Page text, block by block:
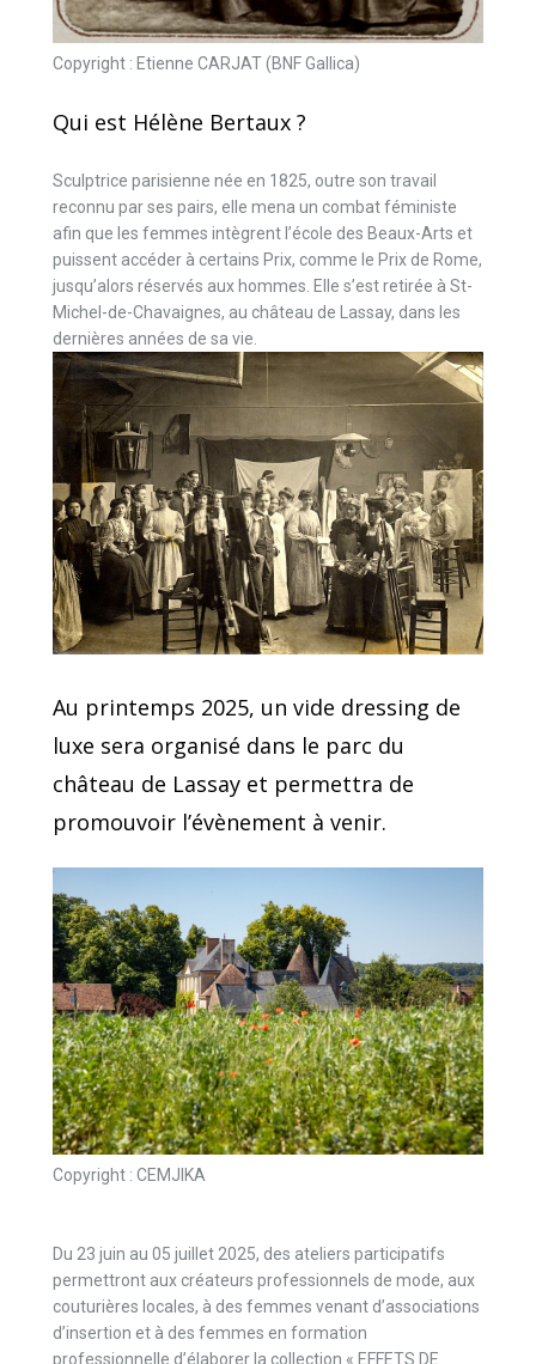
Copyright : Etienne CARJAT (BNF Gallica)
Qui est Hélène Bertaux ?
Sculptrice parisienne née en 1825, outre son travail
reconnu par ses pairs, elle mena un combat féministe
afin que les femmes intègrent l’école des Beaux-Arts et
puissent accéder à certains Prix, comme le Prix de Rome,
jusqu’alors réservés aux hommes. Elle s’est retirée à St-
Michel-de-Chavaignes, au château de Lassay, dans les
dernières années de sa vie.
Au printemps 2025, un vide dressing de
luxe sera organisé dans le parc du
château de Lassay et permettra de
promouvoir l’évènement à venir.
Copyright : CEMJIKA
Du 23 juin au 05 juillet 2025, des ateliers participatifs
permettront aux créateurs professionnels de mode, aux
couturières locales, à des femmes venant d’associations
d’insertion et à des femmes en formation
professionnelle d’élaborer la collection « EFFETS DE